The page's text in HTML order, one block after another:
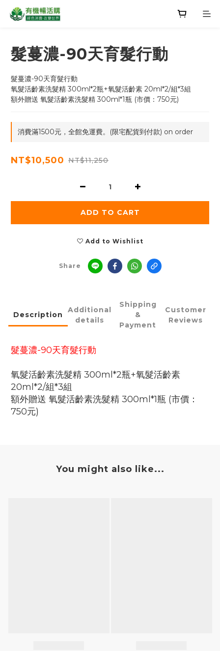
髮蔓濃-90天育髮行動
髮蔓濃-90天育髮行動
氧髮活齡素洗髮精 300ml*2瓶+氧髮活齡素 20ml*2/組*3組
額外贈送 氧髮活齡素洗髮精 300ml*1瓶 (市價：750元)
消費滿1500元，全館免運費。(限宅配貨到付款) on order
NT$10,500 NT$11,250
ADD TO CART
Add to Wishlist
Share
Description
Additional
details
Shipping
&
Payment
Customer
Reviews
髮蔓濃-90天育髮行動
氧髮活齡素洗髮精 300ml*2瓶+氧髮活齡素
20ml*2/組*3組
額外贈送 氧髮活齡素洗髮精 300ml*1瓶 (市價：
750元)
You might also like...